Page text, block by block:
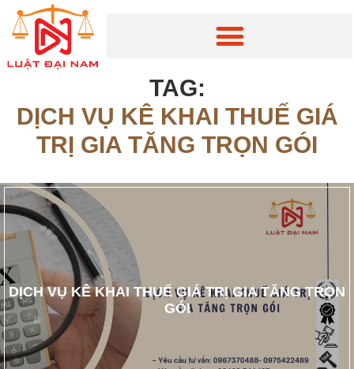
TAG:
DỊCH VỤ KÊ KHAI THUẾ GIÁ
TRỊ GIA TĂNG TRỌN GÓI
DỊCH VỤ KÊ KHAI THUẾ GIÁ TRỊ GIA TĂNG TRỌN
GÓI